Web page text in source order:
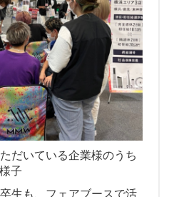
だいている企業様のうち
子
生も、フェアブースで活